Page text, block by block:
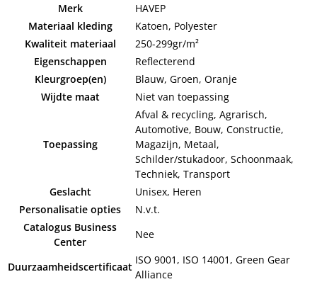
Merk
HAVEP
Materiaal kleding
Katoen, Polyester
Kwaliteit materiaal
250-299gr/m²
Eigenschappen
Reflecterend
Kleurgroep(en)
Blauw, Groen, Oranje
Wijdte maat
Niet van toepassing
Toepassing
Afval & recycling, Agrarisch,
Automotive, Bouw, Constructie,
Magazijn, Metaal,
Schilder/stukadoor, Schoonmaak,
Techniek, Transport
Geslacht
Unisex, Heren
Personalisatie opties
N.v.t.
Catalogus Business
Center
Nee
Duurzaamheidscertificaat
ISO 9001, ISO 14001, Green Gear
Alliance